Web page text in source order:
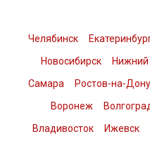
Челябинск
Новосибирск
Нижний
Самара
Ростов-на-Дону
Воронеж
Владивосток
Ижевск